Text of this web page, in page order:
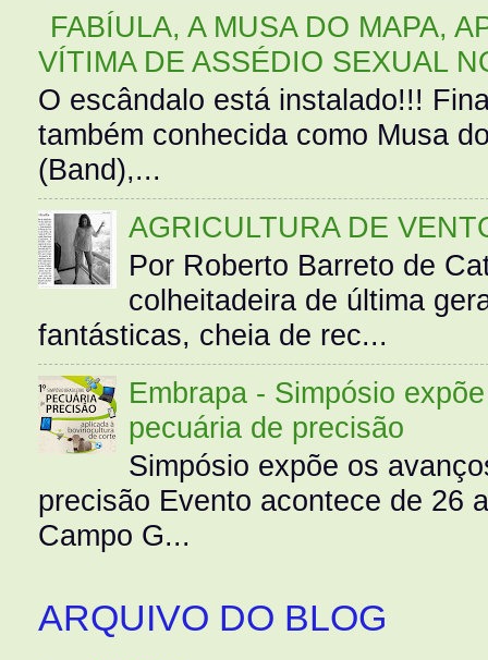
FABÍULA, A MUSA DO MAPA,
VÍTIMA DE ASSÉDIO SEXUAL
O escândalo está instalado!!!
também conhecida como Musa
(Band),...
AGRICULTURA DE
Por Roberto Barreto de
colheitadeira de última
fantásticas, cheia de rec...
Embrapa - Simpósio
pecuária de precisão
Simpósio expõe os
precisão Evento acontece de 26
Campo G...
ARQUIVO DO BLOG